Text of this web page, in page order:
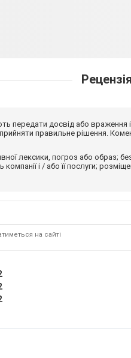
Рецензія
передати досвід або
правильне рішення.
лексики, погроз або образ;
і / або її послуги;
на сайті